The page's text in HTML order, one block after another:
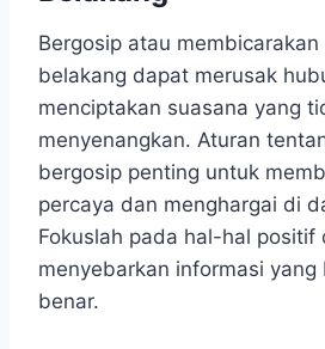
Bergosip atau
belakang dapat merusak
menciptakan suasana yang
menyenangkan. Aturan
bergosip penting untuk
percaya dan menghargai di
Fokuslah pada hal-hal positif
menyebarkan informasi yang
benar.